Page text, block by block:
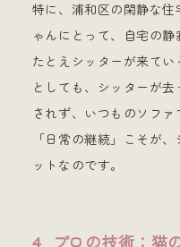
特に、浦和区の閑静な住
ゃんにとって、自宅の静
たとえシッターが来て
としても、シッターが
されず、いつものソフ
「日常の継続」こそが
ットなのです。